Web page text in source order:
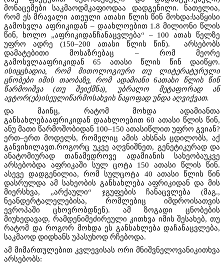
მონაცემები საკმაოდმკაფიოდაა დადგენილი. ნათელია,
რომ ეს მრავალი ათეული ათასი წლის წინ მოხდა:საწყისი
გამოსვლა აფრიკიდან – დაახლოებით 1.8 მილიონი წლის
წინ, ხოლო „აფრიკიდანჩანაცვლება“ – 100 ათას წელზე
უფრო ადრე (150–200 ათასი წლის წინ). არსებობს
დამატებითი მოსაზრებაც – რომ მეორე
გამოსვლააფრიკიდან 65 ათასი წლის წინ დაიწყო.
ისიცცხადია, რომ მითოლოგიური თუ ლიტერატურული
ცნობები იმის თაობაზე, რომ ადამიანი 6ათასი წლის წინ
წარმოიშვა (თუ შეიქმნა), უბრალო მეტაფორად ან
ავტორ(ებ)ისეულიწარმოსახვის ნაყოფად უნდა აღვიქვათ.
და მაინც, რატომ მოხდა ადამიანთა
განსახლებააფრიკიდან დაახლოებით 60 ათასი წლის წინ,
ანუ მათი წარმოშობიდან 100–150 ათასიწლით უფრო გვიან?
ერთ–ერთ მოდელს, რომელიც ამის ახსნას ცდილობს, აქ
განვიხილავთ.როგორც უკვე აღვნიშნეთ, გენეტიკურად და
ანატომიურად თანამედროვე ადამიანის სახეობაუკვე
არსებობდა აფრიკაში სულ ცოტა 150 ათასი წლის წინ.
ასევე დადგენილია, რომ სულცოტა 40 ათასი წლის წინ
დასრულდა ამ სახეობის განსახლება აფრიკიდან და მის
მიერსხვა, „არქაული“ ჯგუფების ჩანაცვლება (მაგ.,
ნეანდერტალელებისა, რომლებიც იმდროისათვის
ევროპაში ცხოვრობდნენ). ამ ზოგადი ცნობების
მიუხედავად, რამდენიმეძირეული კითხვა იმის შესახებ, თუ
რატომ და როგორ მოხდა ეს განსახლება დაჩანაცვლება,
საკმაოდ დიდხანს უპასუხოდ რჩებოდა.
ამ მიმართულებით კვლევისას ორი მნიშვნელოვანიკითხვა
არსებობს: